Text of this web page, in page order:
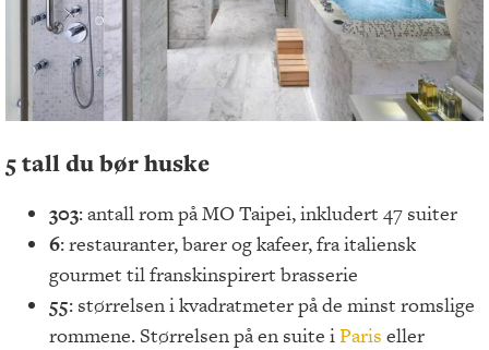
5 tall du bør huske
303: antall rom på MO Taipei, inkludert 47 suiter
6: restauranter, barer og kafeer, fra italiensk
gourmet til franskinspirert brasserie
55: størrelsen i kvadratmeter på de minst romslige
rommene. Størrelsen på en suite iParis eller